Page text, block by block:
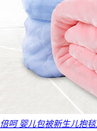
倍呵 婴儿包被新生儿抱